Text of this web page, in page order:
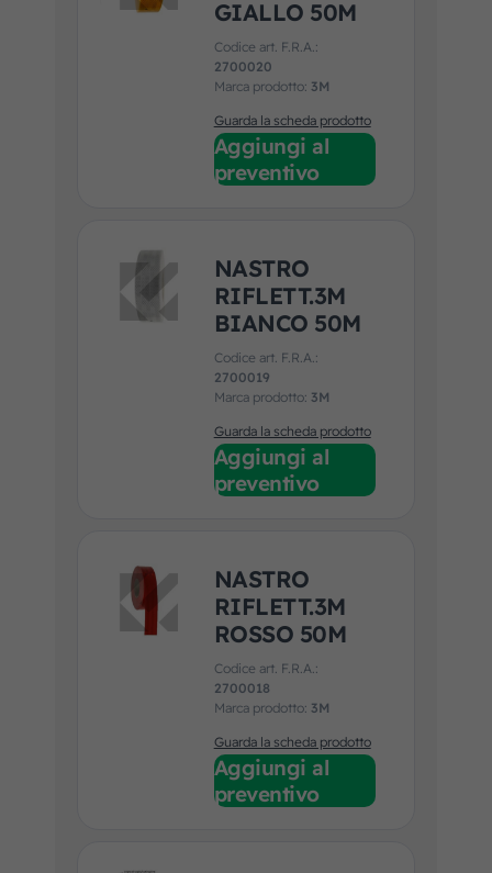
GIALLO 50M
Codice art. F.R.A.:
2700020
Marca prodotto: 3M
Guarda la scheda prodotto
Aggiungi al
preventivo
NASTRO
RIFLETT.3M
BIANCO 50M
Codice art. F.R.A.:
2700019
Marca prodotto: 3M
Guarda la scheda prodotto
Aggiungi al
preventivo
NASTRO
RIFLETT.3M
ROSSO 50M
Codice art. F.R.A.:
2700018
Marca prodotto: 3M
Guarda la scheda prodotto
Aggiungi al
preventivo